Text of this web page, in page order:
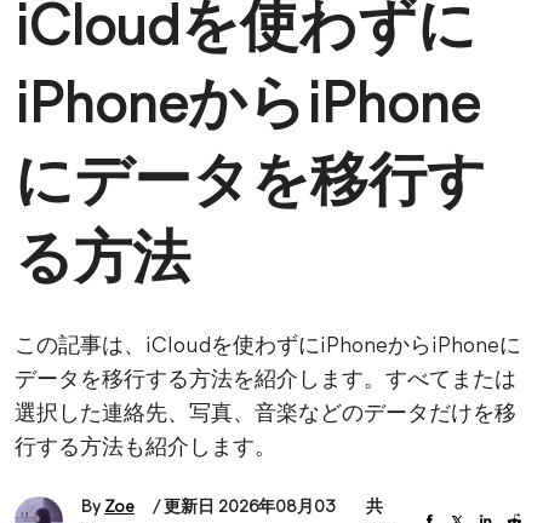
iCloudを使わずに
iPhoneからiPhone
にデータを移行す
る方法
この記事は、iCloudを使わずにiPhoneからiPhoneに
データを移行する方法を紹介します。すべてまたは
選択した連絡先、写真、音楽などのデータだけを移
行する方法も紹介します。
By Zoe
/ 更新日 2026年08月03
共